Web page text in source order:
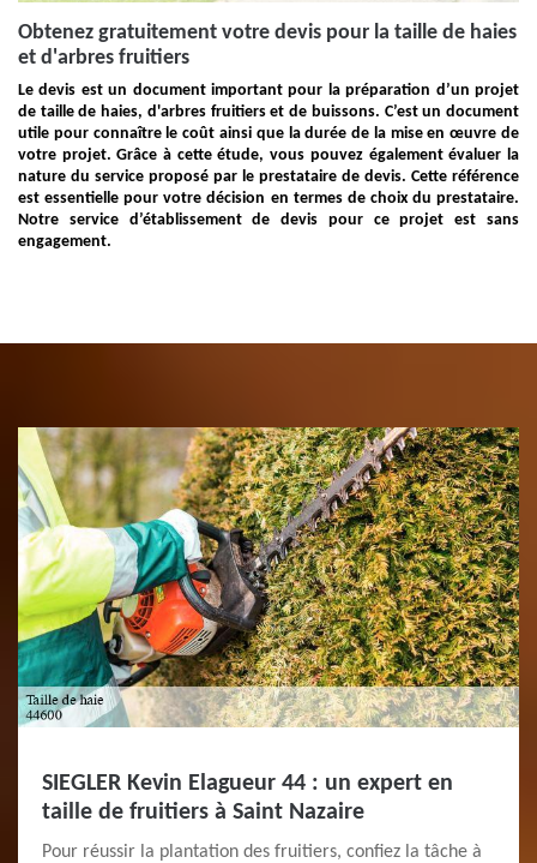
Obtenez gratuitement votre devis pour la taille de haies
et d'arbres fruitiers
Le devis est un document important pour la préparation d’un projet
de taille de haies, d'arbres fruitiers et de buissons. C’est un document
utile pour connaître le coût ainsi que la durée de la mise en œuvre de
votre projet. Grâce à cette étude, vous pouvez également évaluer la
nature du service proposé par le prestataire de devis. Cette référence
est essentielle pour votre décision en termes de choix du prestataire.
Notre service d’établissement de devis pour ce projet est sans
engagement.
SIEGLER Kevin Elagueur 44 : un expert en
taille de fruitiers à Saint Nazaire
Pour réussir la plantation des fruitiers, confiez la tâche à